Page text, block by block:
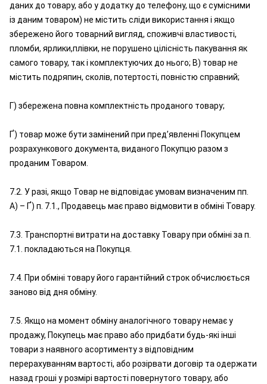
даних до товару, або у додатку до телефону, що є сумісними
із даним товаром) не містить сліди використання і якщо
збережено його товарний вигляд, споживчі властивості,
пломби, ярлики,плівки, не порушено цілісність пакування як
самого товару, так і комплектуючих до нього; В) товар не
містить подряпин, сколів, потертості, повністю справний;
Г) збережена повна комплектність проданого товару;
Ґ) товар може бути замінений при пред’явленні Покупцем
розрахункового документа, виданого Покупцю разом з
проданим Товаром.
7.2. У разі, якщо Товар не відповідає умовам визначеним пп.
А) – Ґ) п. 7.1., Продавець має право відмовити в обміні Товару.
7.3. Транспортні витрати на доставку Товару при обміні за п.
7.1. покладаються на Покупця.
7.4. При обміні товару його гарантійний строк обчислюється
заново від дня обміну.
7.5. Якщо на момент обміну аналогічного товару немає у
продажу, Покупець має право або придбати будь-які інші
товари з наявного асортименту з відповідним
перерахуванням вартості, або розірвати договір та одержати
назад гроші у розмірі вартості повернутого товару, або